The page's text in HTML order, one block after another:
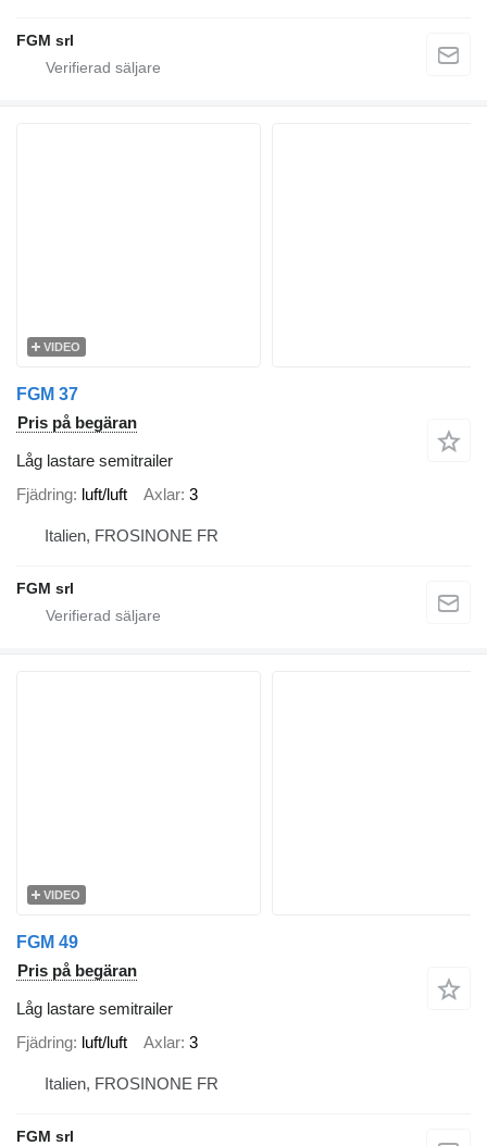
FGM srl
VIDEO
FGM 37
Pris på begäran
Låg lastare semitrailer
Fjädring luft/luft Axlar 3
Italien, FROSINONE FR
FGM srl
VIDEO
FGM 49
Pris på begäran
Låg lastare semitrailer
Fjädring luft/luft Axlar 3
Italien, FROSINONE FR
FGM srl